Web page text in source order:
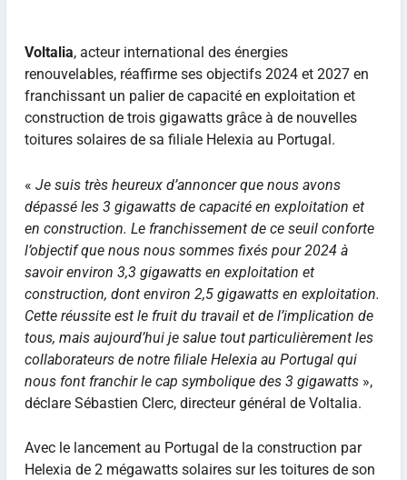
Voltalia, acteur international des énergies
renouvelables, réaffirme ses objectifs 2024 et 2027 en
franchissant un palier de capacité en exploitation et
construction de trois gigawatts grâce à de nouvelles
toitures solaires de sa filiale Helexia au Portugal.
« Je suis très heureux d’annoncer que nous avons
dépassé les 3 gigawatts de capacité en exploitation et
en construction. Le franchissement de ce seuil conforte
l’objectif que nous nous sommes fixés pour 2024 à
savoir environ 3,3 gigawatts en exploitation et
construction, dont environ 2,5 gigawatts en exploitation.
Cette réussite est le fruit du travail et de l’implication de
tous, mais aujourd’hui je salue tout particulièrement les
collaborateurs de notre filiale Helexia au Portugal qui
nous font franchir le cap symbolique des 3 gigawatts»,
déclare Sébastien Clerc, directeur général de Voltalia.
Avec le lancement au Portugal de la construction par
Helexia de 2 mégawatts solaires sur les toitures de son